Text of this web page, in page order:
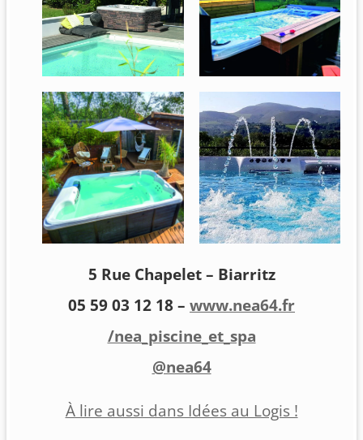
5 Rue Chapelet – Biarritz
05 59 03 12 18 – www.nea64.fr
/nea_piscine_et_spa
@nea64
À lire aussi dans Idées au Logis !